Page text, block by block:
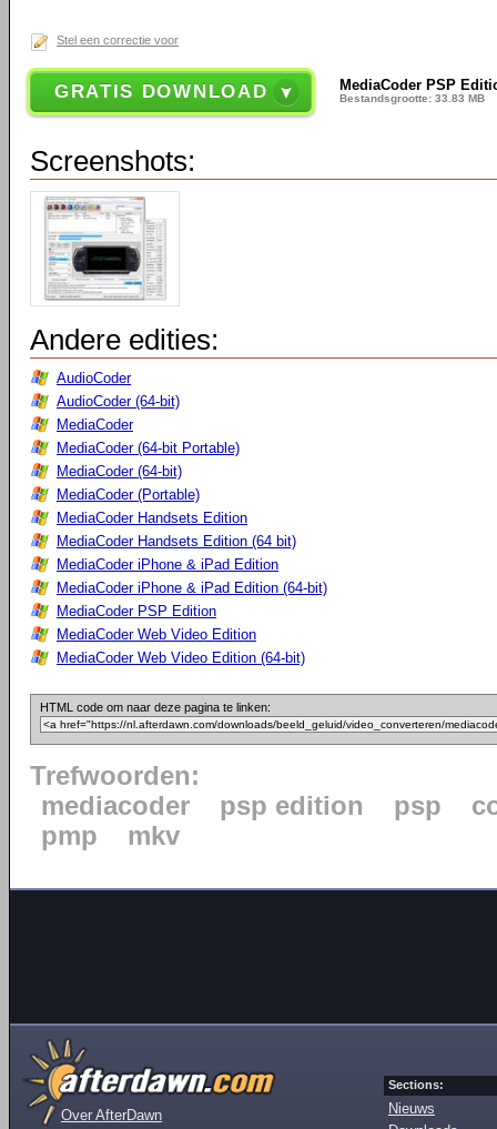
Stel een correctie voor
GRATIS DOWNLOAD MediaCoder PSP
Bestandsgrootte: 33.83 MB
Screenshots:
Andere edities:
AudioCoder
AudioCoder (64-bit)
MediaCoder
MediaCoder (64-bit Portable)
MediaCoder (64-bit)
MediaCoder (Portable)
MediaCoder Handsets Edition
MediaCoder Handsets Edition (64 bit)
MediaCoder iPhone & iPad Edition
MediaCoder iPhone & iPad Edition (64-bit)
MediaCoder PSP Edition
MediaCoder Web Video Edition
MediaCoder Web Video Edition (64-bit)
HTML code om naar deze pagina te linken:
Trefwoorden:
mediacoder
psp edition psp
pmp
mkv
Over AfterDawn
Sections:
Nieuws